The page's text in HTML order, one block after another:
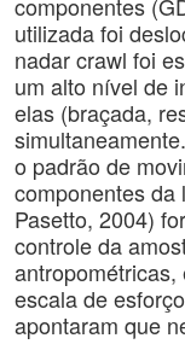
utilizada foi
nadar crawl foi
um alto nível de
elas (braçada,
o padrão de
componentes da
Pasetto, 2004)
controle da
escala de
apontaram que